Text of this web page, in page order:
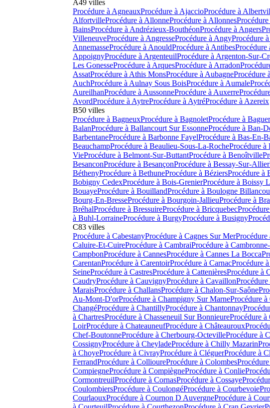
A49 villes
Procédure à AgneauxProcédure à AjaccioProcédure à
AlfortvilleProcédure à AllonneProcédure à AllonnesProcédure
BainsProcédure à Andrézieux-BouthéonProcédure à Angers
VilleneuveProcédure à AngresseProcédure à AngyProcédure à
AnnemasseProcédure à AnouldProcédure à AntibesProcédure
AppoignyProcédure à ArgenteuilProcédure à Argenton-Sur-
Les GonesseProcédure à ArquesProcédure à Arradon
AssatProcédure à Athis MonsProcédure à AubagneProcédure à
AuchProcédure à Aulnay Sous BoisProcédure à Aumale
AureilhanProcédure à AussonneProcédure à Auxerre
AvordProcédure à AytreProcédure à AytréProcédure à Azereix
B50 villes
Procédure à BagneuxProcédure à BagnoletProcédure à
BalanProcédure à Ballancourt Sur EssonneProcédure à Ban-
BarbentaneProcédure à Barbonne FayelProcédure à Bas-En-
BeauchampProcédure à Beaulieu-Sous-La-RocheProcédure à
VieProcédure à Belmont-Sur-ButtantProcédure à Benoîtville
BesanconProcédure à BesançonProcédure à Bessay-Sur-Allier
BéthenyProcédure à BethuneProcédure à BéziersProcédure à
Bobigny CedexProcédure à Bois-GrenierProcédure à Boissy
BouayeProcédure à BouillandProcédure à Boulogne
Bourg-En-BresseProcédure à Bourgoin-JallieuProcédure à
BréhalProcédure à BressuireProcédure à Bricquebec
à Buhl-LorraineProcédure à BurgyProcédure à Busigny
C83 villes
Procédure à CabestanyProcédure à Cagnes Sur MerProcédure
Caluire-Et-CuireProcédure à CambraiProcédure à
CampbonProcédure à CannesProcédure à Cannes La Bocca
CarentanProcédure à CarentoirProcédure à CarnacProcédure à
SeineProcédure à CastresProcédure à CattenièresProcédure à
CaudryProcédure à CauvignyProcédure à CavaillonProcédure
MaraisProcédure à ChallansProcédure à Chalon-Sur-Saône
Au-Mont-D'orProcédure à Champigny Sur MarneProcédure à
ChangéProcédure à ChantillyProcédure à Chantonnay
à ChartresProcédure à Chasseneuil Sur BonnieureProcédure à
LoirProcédure à ChateauneufProcédure à Châteauroux
Chef-BoutonneProcédure à Cherbourg-OctevilleProcédure à
CossignyProcédure à CheyladeProcédure à Chilly Mazarin
à ChoyeProcédure à CivrayProcédure à CléguerProcédure à
FerrandProcédure à CollioureProcédure à ColombesProcédure
CompiegneProcédure à CompiègneProcédure à Conlie
CormontreuilProcédure à CornasProcédure à Cossaye
CoulombiersProcédure à CoulongéProcédure à Courbevoie
CourlaouxProcédure à Cournon D AuvergneProcédure à